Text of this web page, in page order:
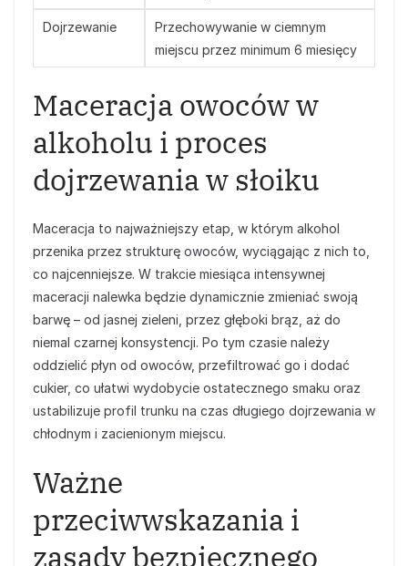
Dojrzewanie
Przechowywanie w ciemnym
miejscu przez minimum 6 miesięcy
Maceracja owoców w
alkoholu i proces
dojrzewania w słoiku
Maceracja to najważniejszy etap, w którym alkohol
przenika przez strukturę owoców, wyciągając z nich to,
co najcenniejsze. W trakcie miesiąca intensywnej
maceracji nalewka będzie dynamicznie zmieniać swoją
barwę – od jasnej zieleni, przez głęboki brąz, aż do
niemal czarnej konsystencji. Po tym czasie należy
oddzielić płyn od owoców, przefiltrować go i dodać
cukier, co ułatwi wydobycie ostatecznego smaku oraz
ustabilizuje profil trunku na czas długiego dojrzewania w
chłodnym i zacienionym miejscu.
Ważne
przeciwwskazania i
zasady bezpiecznego